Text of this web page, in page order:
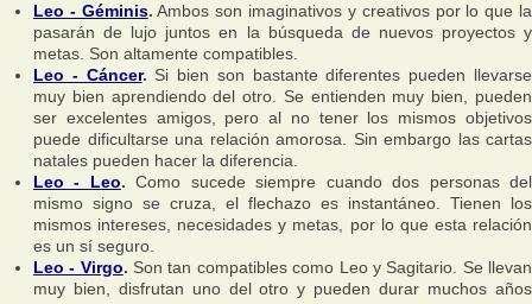
Leo - Géminis. Ambos son imaginativos y creativos por lo que la
pasarán de lujo juntos en la búsqueda de nuevos proyectos y
metas. Son altamente compatibles.
Leo - Cáncer. Si bien son bastante diferentes pueden llevarse
muy bien aprendiendo del otro. Se entienden muy bien, pueden
ser excelentes amigos, pero al no tener los mismos objetivos
puede dificultarse una relación amorosa. Sin embargo las cartas
natales pueden hacer la diferencia.
Leo - Leo. Como sucede siempre cuando dos personas del
mismo signo se cruza, el flechazo es instantáneo. Tienen los
mismos intereses, necesidades y metas, por lo que esta relación
es un sí seguro.
Leo - Virgo. Son tan compatibles como Leo y Sagitario. Se llevan
muy bien, disfrutan uno del otro y pueden durar muchos años